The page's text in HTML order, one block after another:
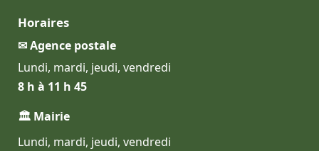
Horaires
✉ Agence postale
Lundi, mardi, jeudi, vendredi
8 h à 11 h 45
🏛 Mairie
Lundi, mardi, jeudi, vendredi